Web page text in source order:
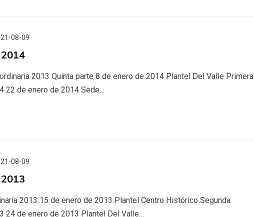
08-09
2013 Quinta parte 8 de enero de 2014 Plantel Del Valle Primera
22 de enero de 2014 Sede…
08-09
2013 15 de enero de 2013 Plantel Centro Histórico Segunda
24 de enero de 2013 Plantel Del Valle…